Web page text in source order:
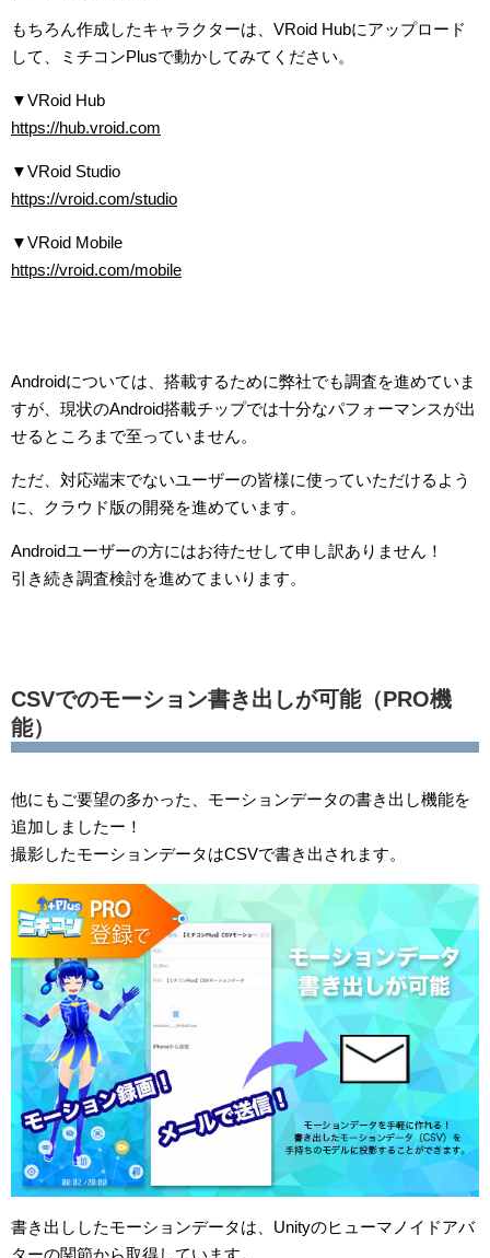
もちろん作成したキャラクターは、VRoid Hubにアップロード
して、ミチコンPlusで動かしてみてください。
▼VRoid Hub
https://hub.vroid.com
▼VRoid Studio
https://vroid.com/studio
▼VRoid Mobile
https://vroid.com/mobile
Androidについては、搭載するために弊社でも調査を進めていま
すが、現状のAndroid搭載チップでは十分なパフォーマンスが出
せるところまで至っていません。
ただ、対応端末でないユーザーの皆様に使っていただけるよう
に、クラウド版の開発を進めています。
Androidユーザーの方にはお待たせして申し訳ありません！
引き続き調査検討を進めてまいります。
CSVでのモーション書き出しが可能（PRO機
能）
他にもご要望の多かった、モーションデータの書き出し機能を
追加しましたー！
撮影したモーションデータはCSVで書き出されます。
書き出ししたモーションデータは、Unityのヒューマノイドアバ
ターの関節から取得しています。